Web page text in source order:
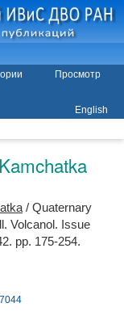
Просмотр
English
/ Quaternary
Volcanol. Issue
pp. 175-254.